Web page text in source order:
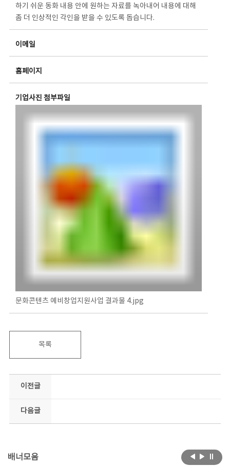
하기 쉬운 동화 내용 안에 원하는 자료를 녹아내어 내용에 대해
좀 더 인상적인 각인을 받을 수 있도록 돕습니다.
이메일
홈페이지
기업사진 첨부파일
문화콘텐츠 예비창업지원사업 결과물 4.jpg
목록
이전글
다음글
배너모음